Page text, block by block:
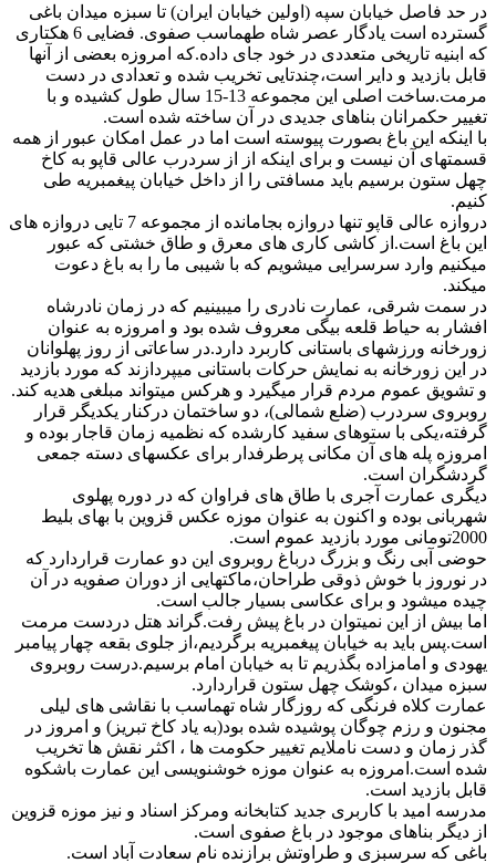
در حد فاصل خیابان سپه (اولین خیابان ایران) تا سبزه میدان باغی
گسترده است یادگار عصر شاه طهماسب صفوی. فضایی 6 هکتاری
که ابنیه تاریخی متعددی در خود جای داده.که امروزه بعضی از آنها
قابل بازدید و دایر است،چندتایی تخریب شده و تعدادی در دست
مرمت.ساخت اصلی این مجموعه 13-15 سال طول کشیده و با
تغییر حکمرانان بناهای جدیدی در آن ساخته شده است.
با اینکه این باغ بصورت پیوسته است اما در عمل امکان عبور از همه
قسمتهای آن نیست و برای اینکه از از سردرب عالی قاپو به کاخ
چهل ستون برسیم باید مسافتی را از داخل خیابان پیغمبریه طی
کنیم.
دروازه عالی قاپو تنها دروازه بجامانده از مجموعه 7 تایی دروازه های
این باغ است.از کاشی کاری های معرق و طاق خشتی که عبور
میکنیم وارد سرسرایی میشویم که با شیبی ما را به باغ دعوت
میکند.
در سمت شرقی، عمارت نادری را میبینیم که در زمان نادرشاه
افشار به حیاط قلعه بیگی معروف شده بود و امروزه به عنوان
زورخانه ورزشهای باستانی کاربرد دارد.در ساعاتی از روز پهلوانان
در این زورخانه به نمایش حرکات باستانی میپردازند که مورد بازدید
و تشویق عموم مردم قرار میگیرد و هرکس میتواند مبلغی هدیه کند.
روبروی سردرب (ضلع شمالی)، دو ساختمان درکنار یکدیگر قرار
گرفته،یکی با ستوهای سفید کارشده که نظمیه زمان قاجار بوده و
امروزه پله های آن مکانی پرطرفدار برای عکسهای دسته جمعی
گردشگران است.
دیگری عمارت آجری با طاق های فراوان که در دوره پهلوی
شهربانی بوده و اکنون به عنوان موزه عکس قزوین با بهای بلیط
2000تومانی مورد بازدید عموم است.
حوضی آبی رنگ و بزرگ درباغ روبروی این دو عمارت قراردارد که
در نوروز با خوش ذوقی طراحان،ماکتهایی از دوران صفویه در آن
چیده میشود و برای عکاسی بسیار جالب است.
اما بیش از این نمیتوان در باغ پیش رفت.گراند هتل دردست مرمت
است.پس باید به خیابان پیغمبریه برگردیم،از جلوی بقعه چهار پیامبر
یهودی و امامزاده بگذریم تا به خیابان امام برسیم.درست روبروی
سبزه میدان ،کوشک چهل ستون قراردارد.
عمارت کلاه فرنگی که روزگار شاه تهماسب با نقاشی های لیلی
مجنون و رزم چوگان پوشیده شده بود(به یاد کاخ تبریز) و امروز در
گذر زمان و دست ناملایم تغییر حکومت ها ، اکثر نقش ها تخریب
شده است.امروزه به عنوان موزه خوشنویسی این عمارت باشکوه
قابل بازدید است.
مدرسه امید با کاربری جدید کتابخانه ومرکز اسناد و نیز موزه قزوین
از دیگر بناهای موجود در باغ صفوی است.
باغی که سرسبزی و طراوتش برازنده نام سعادت آباد است.